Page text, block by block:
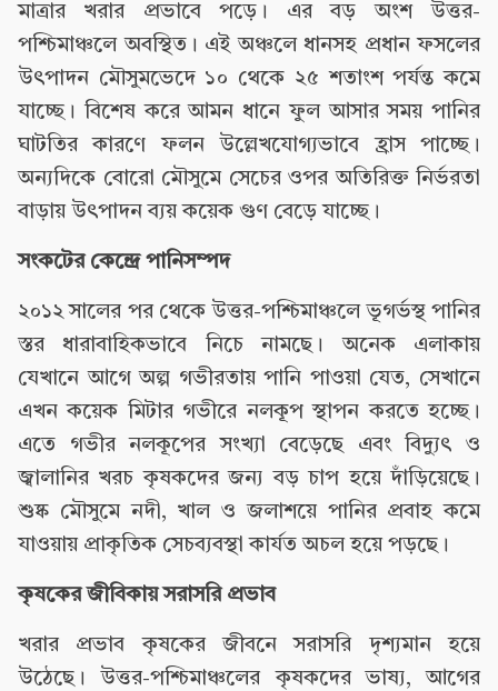
মাত্রার খরার প্রভাবে পড়ে। এর বড় অংশ উত্তর-
পশ্চিমাঞ্চলে অবস্থিত। এই অঞ্চলে ধানসহ প্রধান ফসলের
উৎপাদন মৌসুমভেদে ১০ থেকে ২৫ শতাংশ পর্যন্ত কমে
যাচ্ছে। বিশেষ করে আমন ধানে ফুল আসার সময় পানির
ঘাটতির কারণে ফলন উল্লেখযোগ্যভাবে হ্রাস পাচ্ছে।
অন্যদিকে বোরো মৌসুমে সেচের ওপর অতিরিক্ত নির্ভরতা
বাড়ায় উৎপাদন ব্যয় কয়েক গুণ বেড়ে যাচ্ছে।
সংকটের কেন্দ্রে পানিসম্পদ
২০১২ সালের পর থেকে উত্তর-পশ্চিমাঞ্চলে ভূগর্ভস্থ পানির
স্তর ধারাবাহিকভাবে নিচে নামছে। অনেক এলাকায়
যেখানে আগে অল্প গভীরতায় পানি পাওয়া যেত, সেখানে
এখন কয়েক মিটার গভীরে নলকূপ স্থাপন করতে হচ্ছে।
এতে গভীর নলকূপের সংখ্যা বেড়েছে এবং বিদ্যুৎ ও
জ্বালানির খরচ কৃষকদের জন্য বড় চাপ হয়ে দাঁড়িয়েছে।
শুষ্ক মৌসুমে নদী, খাল ও জলাশয়ে পানির প্রবাহ কমে
যাওয়ায় প্রাকৃতিক সেচব্যবস্থা কার্যত অচল হয়ে পড়ছে।
কৃষকের জীবিকায় সরাসরি প্রভাব
খরার প্রভাব কৃষকের জীবনে সরাসরি দৃশ্যমান হয়ে
উঠেছে। উত্তর-পশ্চিমাঞ্চলের কৃষকদের ভাষ্য, আগের